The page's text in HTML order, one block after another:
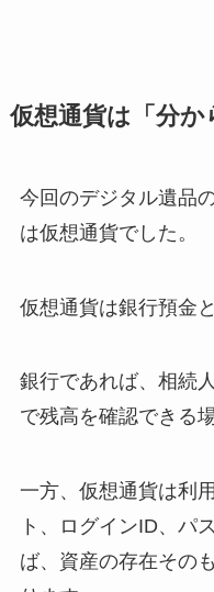
仮想通貨は​「分
今回のデジタル遺品
は仮想通貨でした。
仮想通貨は銀行預金
銀行であれば、相続
で残高を確認できる
一方、仮想通貨は利
ト、ログインID、パ
ば、資産の存在その